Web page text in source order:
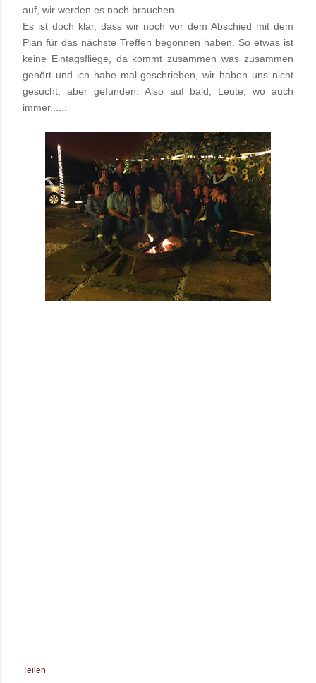
auf, wir werden es noch brauchen.
Es ist doch klar, dass wir noch vor dem Abschied mit dem
Plan für das nächste Treffen begonnen haben. So etwas ist
keine Eintagsfliege, da kommt zusammen was zusammen
gehört und ich habe mal geschrieben, wir haben uns nicht
gesucht, aber gefunden. Also auf bald, Leute, wo auch
immer......
Teilen